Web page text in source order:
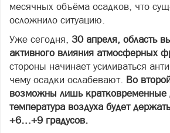
месячных объёма осадков, что
осложнило ситуацию.
Уже сегодня, 30 апреля, область
активного влияния атмосферных
стороны начинает усиливаться
чему осадки ослабевают. Во
возможны лишь кратковременные
температура воздуха будет
+6…+9 градусов.